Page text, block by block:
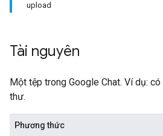
upload
Tài nguyên
Một tệp trong Google Chat. Ví dụ:
thư.
Phương thức